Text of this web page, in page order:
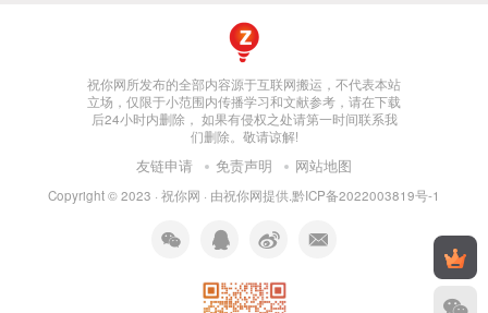
祝你网所发布的全部内容源于互联网搬运，不代表本站
立场，仅限于小范围内传播学习和文献参考，请在下载
后24小时内删除， 如果有侵权之处请第一时间联系我
们删除。敬请谅解!
友链申请 免责声明 网站地图
Copyright © 2023 · 祝你网 · 由祝你网提供.黔ICP备2022003819号-1